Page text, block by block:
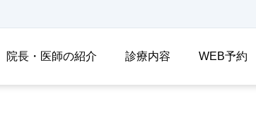
院長・医師の紹介 診療内容 WEB予約